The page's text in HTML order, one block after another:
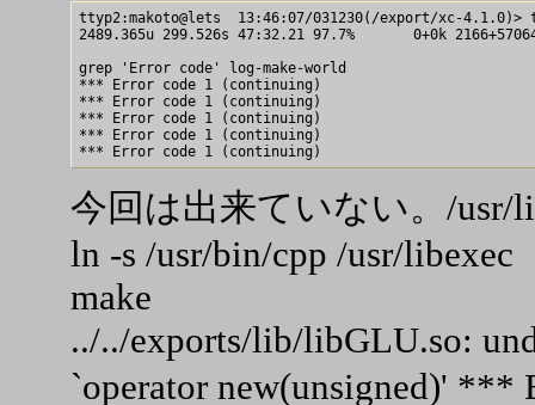
ttyp2:makoto@lets  13:46:07/031230(/export/xc-4.1.0)>
2489.365u 299.526s 47:32.21 97.7%       0+0k
grep 'Error code' log-make-world
*** Error code 1 (continuing)
*** Error code 1 (continuing)
*** Error code 1 (continuing)
*** Error code 1 (continuing)
今回は出来ていない。/usr/
ln -s /usr/bin/cpp /usr/libexec
make
../../exports/lib/libGLU.so:
`operator new(unsigned)'